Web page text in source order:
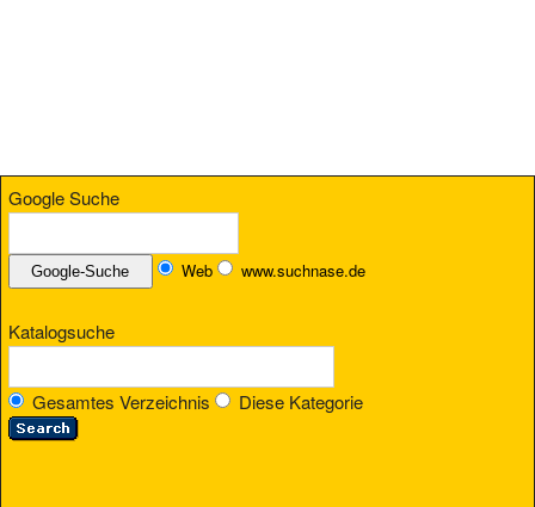
Google Suche
Web www.suchnase.de
Katalogsuche
Gesamtes Verzeichnis Diese Kategorie